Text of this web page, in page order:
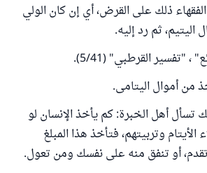
ذلك على القرض، أي إن كان الولي
ثم رد إليه.
، "تفسير القرطبي" (5/41).
من أموال اليتامى.
تسأل أهل الخبرة: كم يأخذ الإنسان لو
وتربيتهم، فتأخذ هذا المبلغ
أو تنفق منه على نفسك ومن تعول.